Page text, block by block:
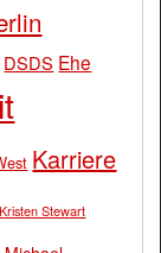
DSDS Ehe
Karriere
Kristen Stewart